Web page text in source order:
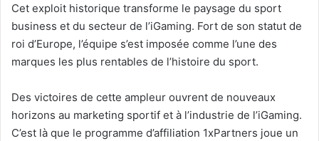
Cet exploit historique transforme le paysage du sport
business et du secteur de l’iGaming. Fort de son statut de
roi d’Europe, l’équipe s’est imposée comme l’une des
marques les plus rentables de l’histoire du sport.
Des victoires de cette ampleur ouvrent de nouveaux
horizons au marketing sportif et à l’industrie de l’iGaming.
C’est là que le programme d’affiliation 1xPartners joue un